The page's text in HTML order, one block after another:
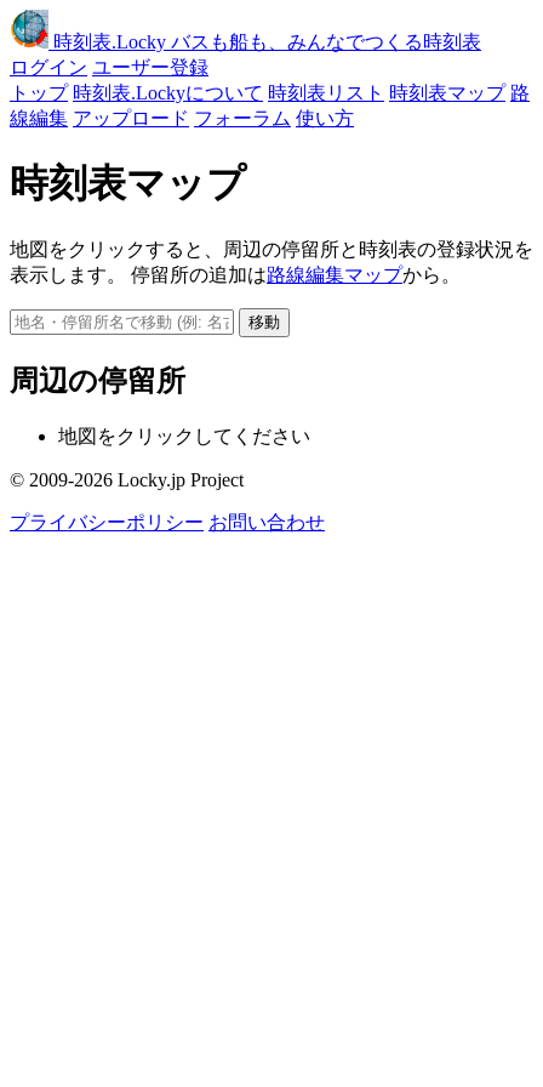
時刻表.Locky バスも船も、みんなでつくる時刻表
ログイン ユーザー登録
トップ 時刻表.Lockyについて 時刻表リスト 時刻表マップ 路
線編集 アップロード フォーラム 使い方
時刻表マップ
地図をクリックすると、周辺の停留所と時刻表の登録状況を
表示します。 停留所の追加は路線編集マップから。
移動
周辺の停留所
地図をクリックしてください
© 2009-2026 Locky.jp Project
プライバシーポリシー お問い合わせ